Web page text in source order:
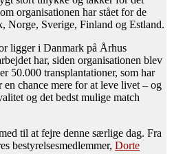
organisationen har stået for de
Norge, Sverige, Finland og Estland.
ligger i Danmark på Århus
har, siden organisationen blev
50.000 transplantationer, som har
en chance mere for at leve livet – og
og det bedst mulige match
til at fejre denne særlige dag. Fra
bestyrelsesmedlemmer, Dorte